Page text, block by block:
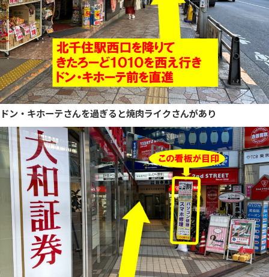
ドン・キホーテさんを過ぎると焼肉ライクさんがあり